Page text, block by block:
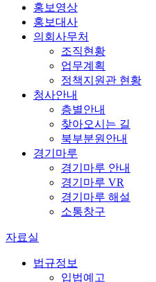
홍보영상
홍보대사
의회사무처
조직현황
업무계획
정책지원관 현황
청사안내
층별안내
찾아오시는 길
북부분원안내
경기마루
경기마루 안내
경기마루 VR
경기마루 해설
소통창구
자료실
법규정보
입법예고